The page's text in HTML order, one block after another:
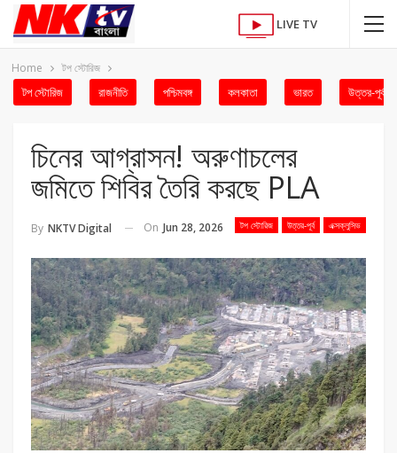
LIVE TV
Home টপ স্টোরিজ
টপ স্টোরিজ রাজনীতি পশ্চিমবঙ্গ কলকাতা ভারত উত্তর-পূর্ব
চিনের আগ্রাসন! অরুণাচলের
জমিতে শিবির তৈরি করছে PLA
টপ স্টোরিজ উত্তর-পূর্ব এক্সক্লুসিভ
By NKTV Digital On Jun 28, 2026